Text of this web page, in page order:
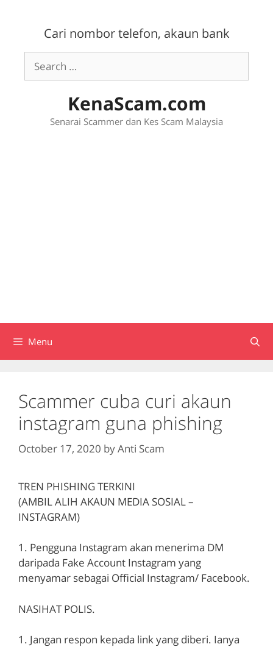
Cari nombor telefon, akaun bank
Search
for:
KenaScam.com
Senarai Scammer dan Kes Scam Malaysia
Menu
Scammer cuba curi akaun
instagram guna phishing
October 17, 2020 byAnti Scam
TREN PHISHING TERKINI
(AMBIL ALIH AKAUN MEDIA SOSIAL –
INSTAGRAM)
1. Pengguna Instagram akan menerima DM
daripada Fake Account Instagram yang
menyamar sebagai Official Instagram/ Facebook.
NASIHAT POLIS.
1. Jangan respon kepada link yang diberi. Ianya